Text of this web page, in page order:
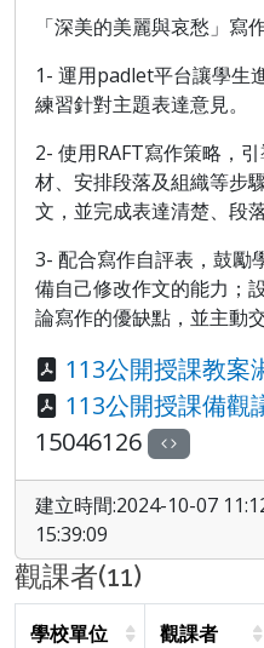
「深美的美麗與哀愁」寫
1- 運用padlet平台讓學生
練習針對主題表達意見。
2- 使用RAFT寫作策略，
材、安排段落及組織等步
文，並完成表達清楚、段
3- 配合寫作自評表，鼓勵
備自己修改作文的能力；
論寫作的優缺點，並主動
113公開授課教案
113公開授課備
15046126
建立時間:2024-10-07
15:39:09
觀課者(11)
學校單位 觀課者